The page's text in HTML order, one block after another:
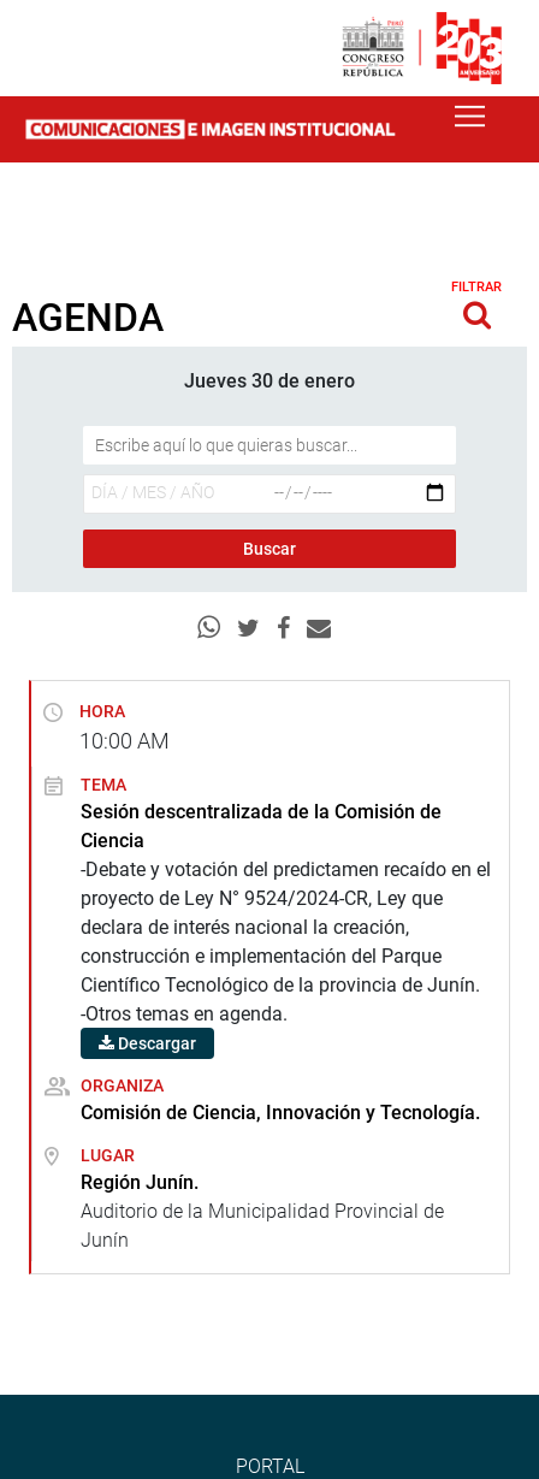
AGENDA
FILTRAR
Jueves 30 de enero
HORA
10:00 AM
TEMA
Sesión descentralizada de la Comisión de
Ciencia
-Debate y votación del predictamen recaído en el
proyecto de Ley N° 9524/2024-CR, Ley que
declara de interés nacional la creación,
construcción e implementación del Parque
Científico Tecnológico de la provincia de Junín.
-Otros temas en agenda.
Descargar
ORGANIZA
Comisión de Ciencia, Innovación y Tecnología.
LUGAR
Región Junín.
Auditorio de la Municipalidad Provincial de
Junín
PORTAL